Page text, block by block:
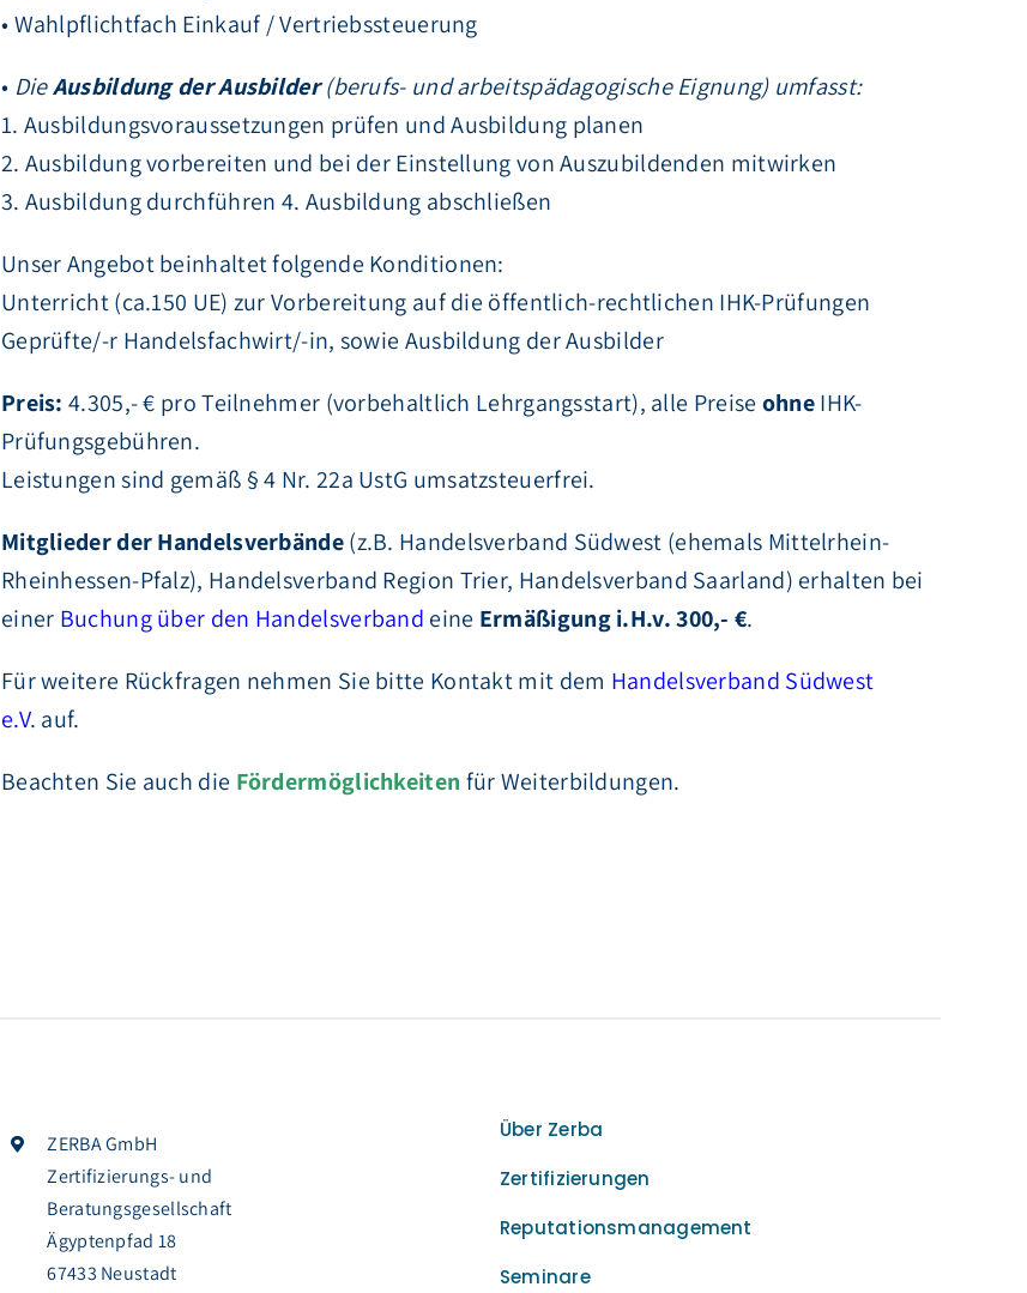
• Wahlpflichtfach Einkauf / Vertriebssteuerung
• DieAusbildung der Ausbilder(berufs- und arbeitspädagogische Eignung) umfasst:
1. Ausbildungsvoraussetzungen prüfen und Ausbildung planen
2. Ausbildung vorbereiten und bei der Einstellung von Auszubildenden mitwirken
3. Ausbildung durchführen 4. Ausbildung abschließen
Unser Angebot beinhaltet folgende Konditionen:
Unterricht (ca.150 UE) zur Vorbereitung auf die öffentlich-rechtlichen IHK-Prüfungen
Geprüfte/-r Handelsfachwirt/-in, sowie Ausbildung der Ausbilder
Preis: 4.305,- € pro Teilnehmer (vorbehaltlich Lehrgangsstart), alle Preise ohneIHK-
Prüfungsgebühren.
Leistungen sind gemäß § 4 Nr. 22a UstG umsatzsteuerfrei.
Mitglieder der Handelsverbände(z.B. Handelsverband Südwest (ehemals Mittelrhein-
Rheinhessen-Pfalz), Handelsverband Region Trier, Handelsverband Saarland) erhalten bei
einer Buchung über den Handelsverband eine Ermäßigung i.H.v. 300,- €.
Für weitere Rückfragen nehmen Sie bitte Kontakt mit dem Handelsverband Südwest
e.V. auf.
Beachten Sie auch die Fördermöglichkeiten für Weiterbildungen.
ZERBA GmbH
Zertifizierungs- und
Beratungsgesellschaft
Ägyptenpfad 18
67433 Neustadt
Über Zerba
Zertifizierungen
Reputationsmanagement
Seminare